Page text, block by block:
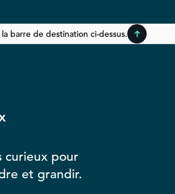
barre de destination ci-dessus.
curieux pour
et grandir.